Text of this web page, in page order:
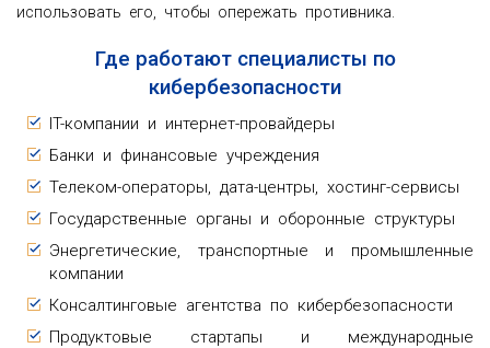
использовать его, чтобы опережать противника.
Где работают специалисты по
кибербезопасности
IT-компании и интернет-провайдеры
Банки и финансовые учреждения
Телеком-операторы, дата-центры, хостинг-сервисы
Государственные органы и оборонные структуры
Энергетические, транспортные и промышленные
компании
Консалтинговые агентства по кибербезопасности
Продуктовые стартапы и международные